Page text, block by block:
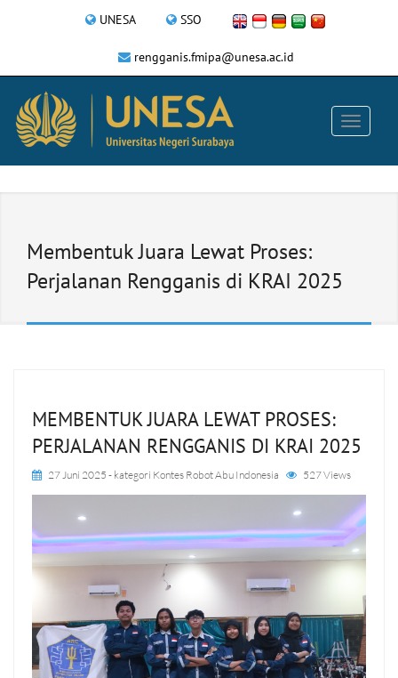
UNESA SSO
rengganis.fmipa@unesa.ac.id
Membentuk Juara Lewat Proses:
Perjalanan Rengganis di KRAI 2025
MEMBENTUK JUARA LEWAT PROSES:
PERJALANAN RENGGANIS DI KRAI 2025
27 Juni 2025 - kategori Kontes Robot Abu Indonesia 527 Views